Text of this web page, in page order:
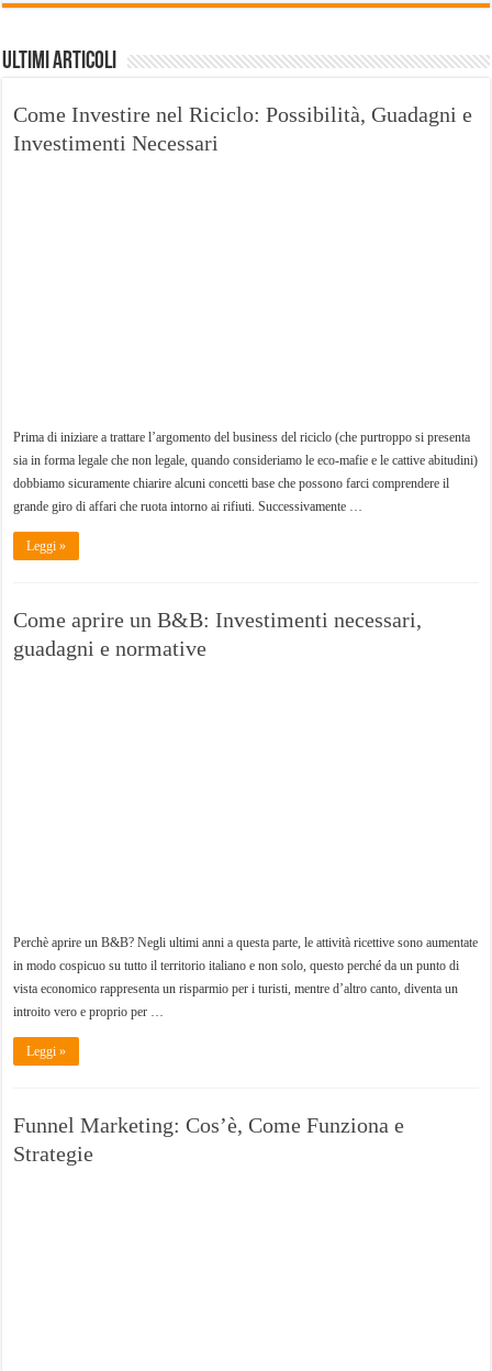
Ultimi Articoli
Come Investire nel Riciclo: Possibilità, Guadagni e
Investimenti Necessari
Prima di iniziare a trattare l’argomento del business del riciclo (che purtroppo si presenta
sia in forma legale che non legale, quando consideriamo le eco-mafie e le cattive abitudini)
dobbiamo sicuramente chiarire alcuni concetti base che possono farci comprendere il
grande giro di affari che ruota intorno ai rifiuti. Successivamente …
Leggi »
Come aprire un B&B: Investimenti necessari,
guadagni e normative
Perchè aprire un B&B? Negli ultimi anni a questa parte, le attività ricettive sono aumentate
in modo cospicuo su tutto il territorio italiano e non solo, questo perché da un punto di
vista economico rappresenta un risparmio per i turisti, mentre d’altro canto, diventa un
introito vero e proprio per …
Leggi »
Funnel Marketing: Cos’è, Come Funziona e
Strategie